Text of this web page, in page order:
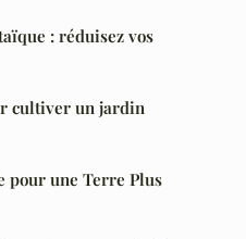
: réduisez vos
cultiver un jardin
pour une Terre Plus